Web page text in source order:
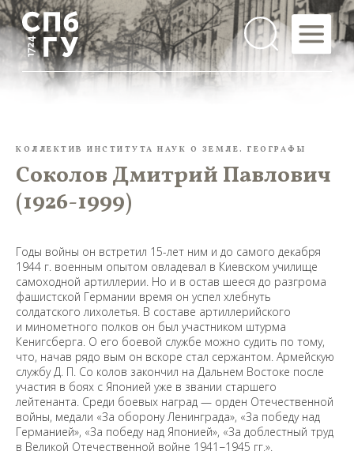
КОЛЛЕКТИВ ИНСТИТУТА НАУК О ЗЕМЛЕ. ГЕОГРАФЫ
Соколов Дмитрий Павлович
(1926-1999)
Годы войны он встретил 15-лет ним и до самого декабря
1944 г. военным опытом овладевал в Киевском училище
самоходной артиллерии. Но и в остав шееся до разгрома
фашистской Германии время он успел хлебнуть
солдатского лихолетья. В составе артиллерийского
и минометного полков он был участником штурма
Кенигсберга. О его боевой службе можно судить по тому,
что, начав рядо вым он вскоре стал сержантом. Армейскую
службу Д. П. Со колов закончил на Дальнем Востоке после
участия в боях с Японией уже в звании старшего
лейтенанта. Среди боевых наград — орден Отечественной
войны, медали «За оборону Ленинграда», «За победу над
Германией», «За победу над Японией», «За доблестный труд
в Великой Отечественной войне 1941−1945 гг.».